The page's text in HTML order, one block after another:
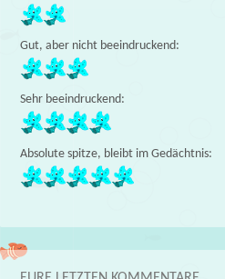
Gut, aber nicht beeindruckend:
Sehr beeindruckend:
Absolute spitze, bleibt im Gedächtnis: